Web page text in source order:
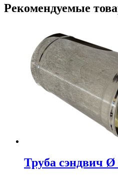
Рекомендуемые
Труба сэндвич